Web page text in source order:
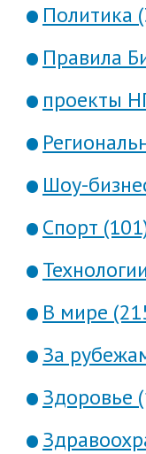
Политика
Правила
проекты
Шоу-
Спорт
В мире
За
Здоровье